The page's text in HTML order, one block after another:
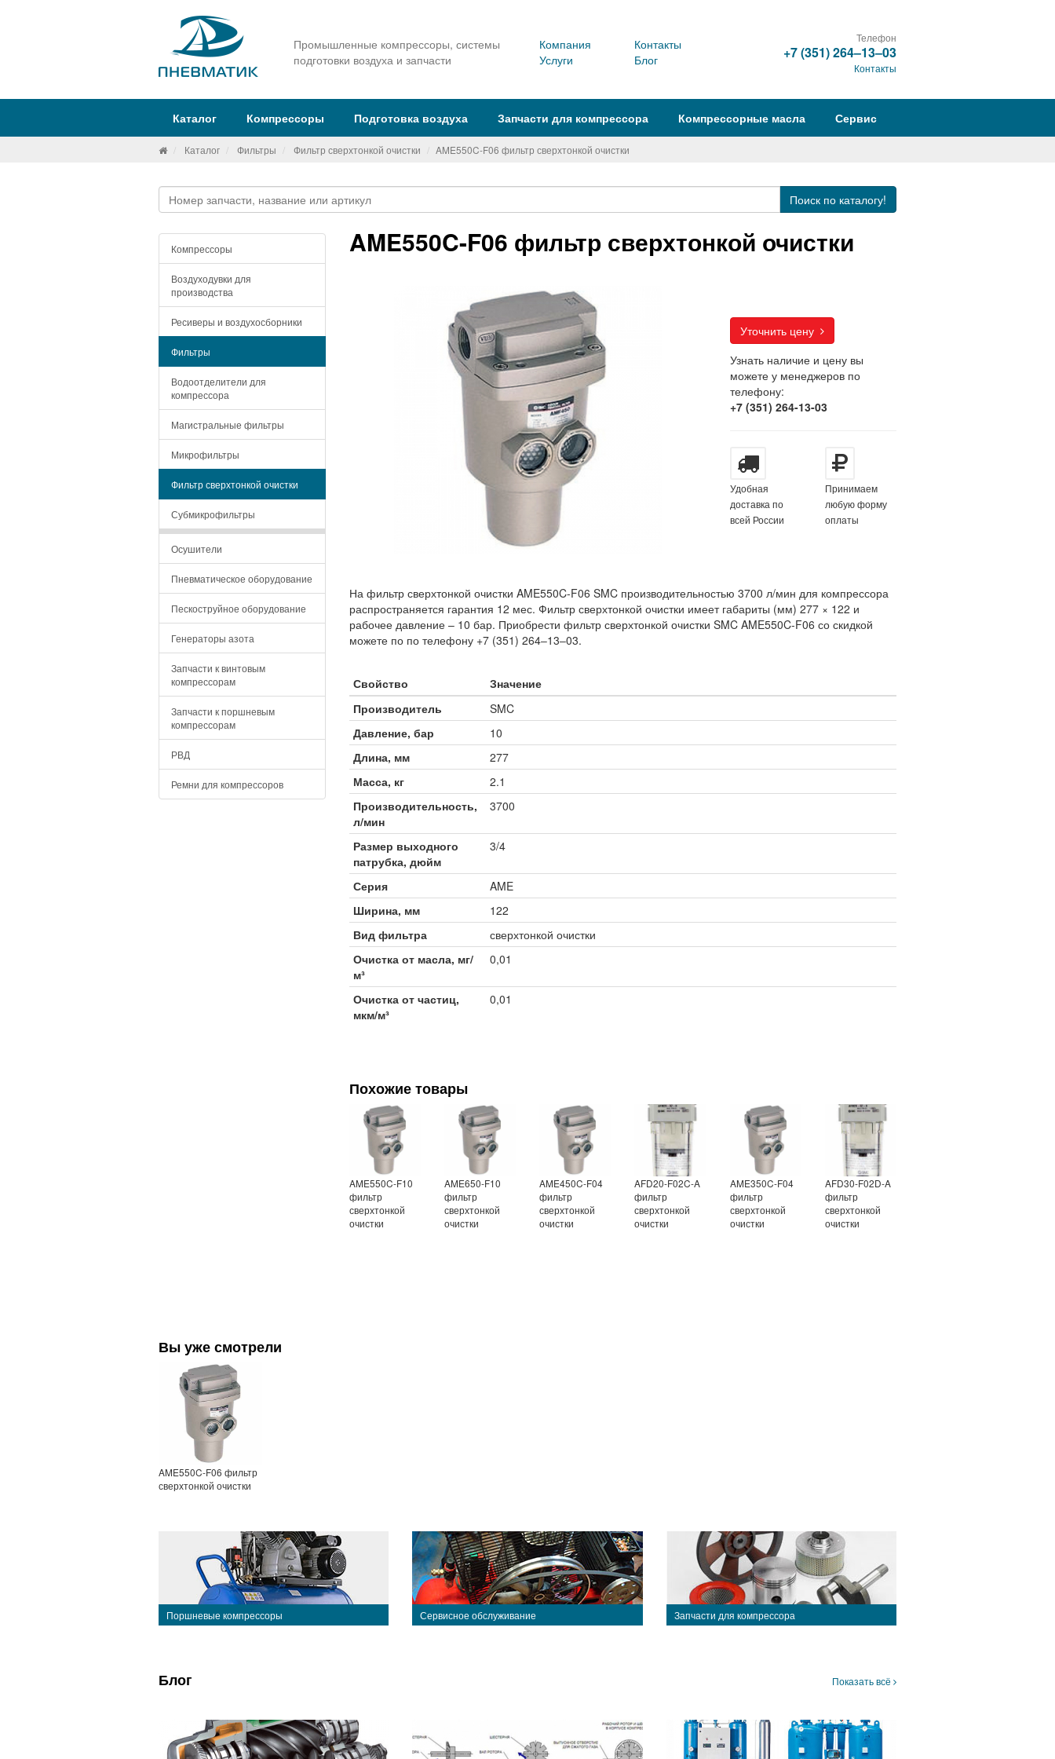
Промышленные компрессоры, системы
подготовки воздуха и запчасти
Компания
Услуги
Контакты
Блог
Телефон
+7 (351) 264‒13‒03
Контакты
Каталог Компрессоры Подготовка воздуха Запчасти для компрессора Компрессорные масла Сервис
Каталог Фильтры Фильтр сверхтонкой очистки AME550C-F06 фильтр сверхтонкой очистки
Поиск по каталогу!
Компрессоры
Воздуходувки для
производства
Ресиверы и воздухосборники
Фильтры
Водоотделители для
компрессора
Магистральные фильтры
Микрофильтры
Фильтр сверхтонкой очистки
Субмикрофильтры
Осушители
Пневматическое оборудование
Пескоструйное оборудование
Генераторы азота
Запчасти к винтовым
компрессорам
Запчасти к поршневым
компрессорам
РВД
Ремни для компрессоров
AME550C-F06 фильтр сверхтонкой очистки
Уточнить цену
Узнать наличие и цену вы
можете у менеджеров по
телефону:
+7 (351) 264-13-03
Удобная
доставка по
всей России
Принимаем
любую форму
оплаты
На фильтр сверхтонкой очистки AME550C-F06 SMC производительностью 3700 л/мин для компрессора
распространяется гарантия 12 мес. Фильтр сверхтонкой очистки имеет габариты (мм) 277 × 122 и
рабочее давление – 10 бар. Приобрести фильтр сверхтонкой очистки SMC AME550C-F06 со скидкой
можете по по телефону +7 (351) 264‒13‒03.
Свойство
Значение
Производитель
SMC
Давление, бар
10
Длина, мм
277
Масса, кг
2.1
Производительность,
л/мин
3700
Размер выходного
патрубка, дюйм
3/4
Серия
AME
Ширина, мм
122
Вид фильтра
сверхтонкой очистки
Очистка от масла, мг/
м³
0,01
Очистка от частиц,
мкм/м³
0,01
Похожие товары
AME550C-F10
фильтр
сверхтонкой
очистки
AME650-F10
фильтр
сверхтонкой
очистки
AME450C-F04
фильтр
сверхтонкой
очистки
AFD20-F02C-A
фильтр
сверхтонкой
очистки
AME350C-F04
фильтр
сверхтонкой
очистки
AFD30-F02D-A
фильтр
сверхтонкой
очистки
Вы уже смотрели
AME550C-F06 фильтр
сверхтонкой очистки
Поршневые компрессоры Сервисное обслуживание Запчасти для компрессора
Блог Показать всё